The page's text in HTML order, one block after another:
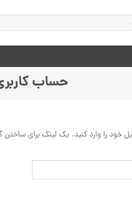
حساب
خود را وارد کنید. یک لینک برای